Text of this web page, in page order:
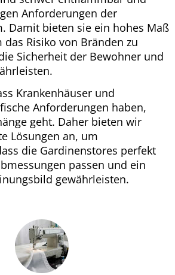
Anforderungen der
Damit bieten sie ein hohes Maß
Risiko von Bränden zu
Sicherheit der Bewohner und
Krankenhäuser und
Anforderungen haben,
geht. Daher bieten wir
Lösungen an, um
die Gardinenstores perfekt
passen und ein
gewährleisten.